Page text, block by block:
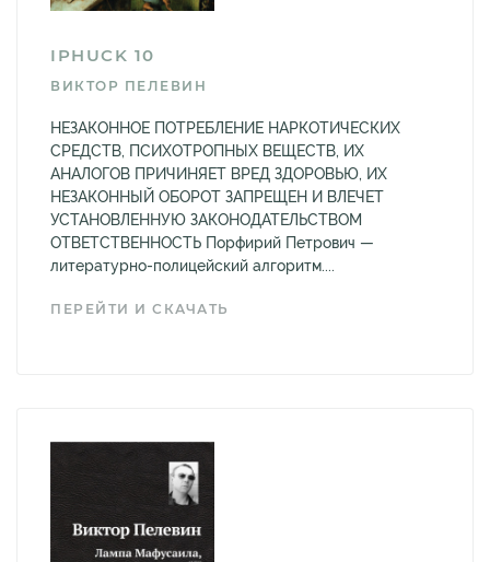
IPHUCK 10
ВИКТОР ПЕЛЕВИН
НЕЗАКОННОЕ ПОТРЕБЛЕНИЕ НАРКОТИЧЕСКИХ
СРЕДСТВ, ПСИХОТРОПНЫХ ВЕЩЕСТВ, ИХ
АНАЛОГОВ ПРИЧИНЯЕТ ВРЕД ЗДОРОВЬЮ, ИХ
НЕЗАКОННЫЙ ОБОРОТ ЗАПРЕЩЕН И ВЛЕЧЕТ
УСТАНОВЛЕННУЮ ЗАКОНОДАТЕЛЬСТВОМ
ОТВЕТСТВЕННОСТЬ Порфирий Петрович —
литературно-полицейский алгоритм....
ПЕРЕЙТИ И СКАЧАТЬ